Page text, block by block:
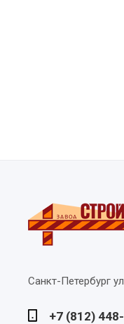
Санкт-Петербург
+7 (812)